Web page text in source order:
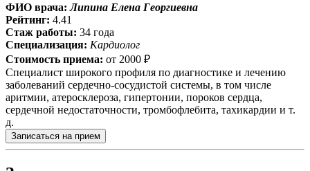
ФИО врача:Липина Елена Георгиевна
Рейтинг: 4.41
Стаж работы: 34 года
Специализация: Кардиолог
Стоимость приема: от 2000 ₽
Специалист широкого профиля по диагностике и лечению
заболеваний сердечно-сосудистой системы, в том числе
аритмии, атеросклероза, гипертонии, пороков сердца,
сердечной недостаточности, тромбофлебита, тахикардии и т.
д.
Записаться на прием